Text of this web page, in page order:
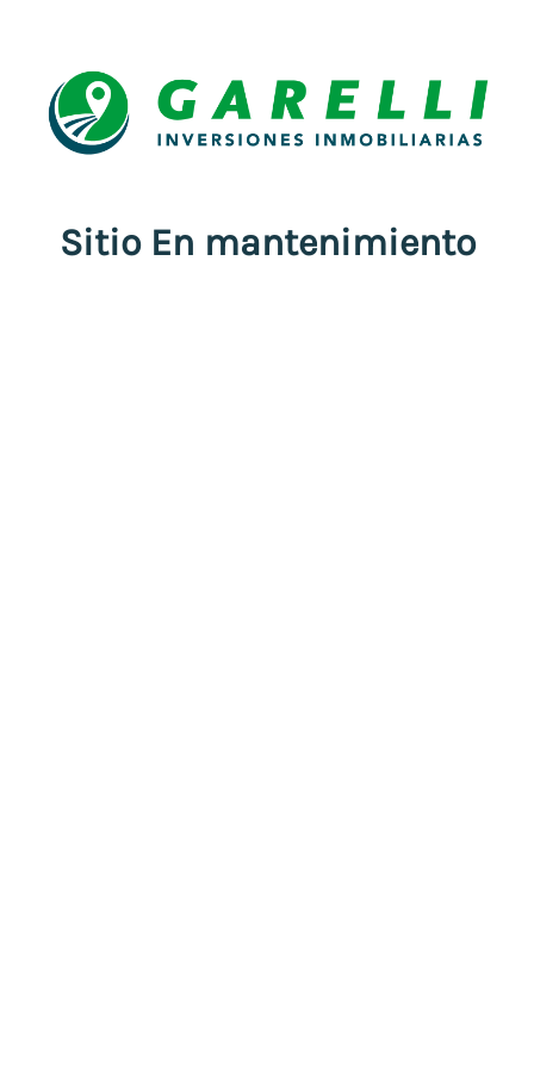
Sitio En mantenimiento